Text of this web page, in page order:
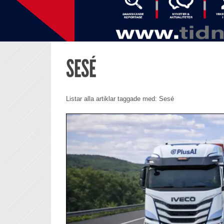
SESÉ
Listar alla artiklar taggade med: Sesé